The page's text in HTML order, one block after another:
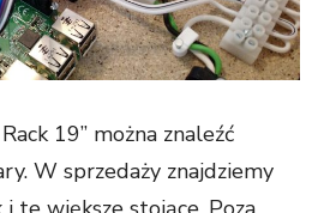
19” można znaleźć
W sprzedaży znajdziemy